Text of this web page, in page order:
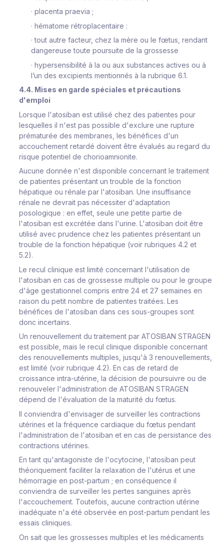
· placenta praevia ;
· hématome rétroplacentaire :
· tout autre facteur, chez la mère ou le fœtus, rendant
dangereuse toute poursuite de la grossesse
· hypersensibilité à la ou aux substances actives ou à
l’un des excipients mentionnés à la rubrique 6.1.
4.4. Mises en garde spéciales et précautions
d'emploi
Lorsque l'atosiban est utilisé chez des patientes pour
lesquelles il n'est pas possible d'exclure une rupture
prématurée des membranes, les bénéfices d'un
accouchement retardé doivent être évalués au regard du
risque potentiel de chorioamnionite.
Aucune donnée n'est disponible concernant le traitement
de patientes présentant un trouble de la fonction
hépatique ou rénale par l'atosiban. Une insuffisance
rénale ne devrait pas nécessiter d'adaptation
posologique : en effet, seule une petite partie de
l'atosiban est excrétée dans l'urine. L'atosiban doit être
utilisé avec prudence chez les patientes présentant un
trouble de la fonction hépatique (voir rubriques 4.2 et
5.2).
Le recul clinique est limité concernant l'utilisation de
l'atosiban en cas de grossesse multiple ou pour le groupe
d'âge gestationnel compris entre 24 et 27 semaines en
raison du petit nombre de patientes traitées. Les
bénéfices de l'atosiban dans ces sous-groupes sont
donc incertains.
Un renouvellement du traitement par ATOSIBAN STRAGEN
est possible, mais le recul clinique disponible concernant
des renouvellements multiples, jusqu'à 3 renouvellements,
est limité (voir rubrique 4.2). En cas de retard de
croissance intra-utérine, la décision de poursuivre ou de
renouveler l'administration de ATOSIBAN STRAGEN
dépend de l'évaluation de la maturité du fœtus.
Il conviendra d'envisager de surveiller les contractions
utérines et la fréquence cardiaque du fœtus pendant
l'administration de l'atosiban et en cas de persistance des
contractions utérines.
En tant qu'antagoniste de l'ocytocine, l'atosiban peut
théoriquement faciliter la relaxation de l'utérus et une
hémorragie en post-partum ; en conséquence il
conviendra de surveiller les pertes sanguines après
l'accouchement. Toutefois, aucune contraction utérine
inadéquate n'a été observée en post-partum pendant les
essais cliniques.
On sait que les grossesses multiples et les médicaments